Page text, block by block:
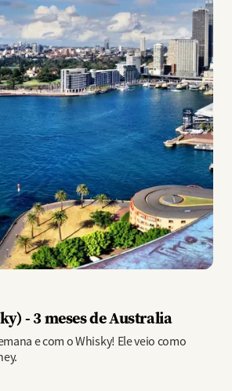
- 3 meses de Australia
e com o Whisky! Ele veio como